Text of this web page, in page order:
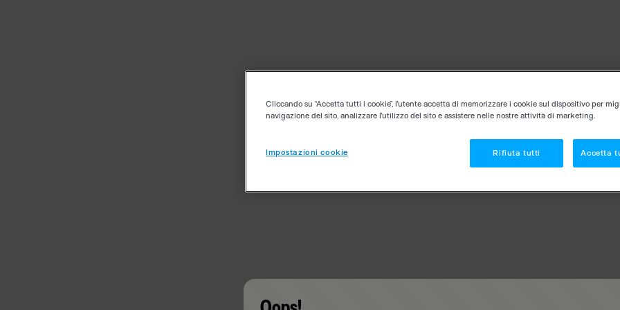
Cliccando su “Accetta tutti i cookie”, l'utente accetta di memorizzare i cookie sul dispositivo per
navigazione del sito, analizzare l'utilizzo del sito e assistere nelle nostre attività di marketing.
Impostazioni cookie Rifiuta tutti Accetta